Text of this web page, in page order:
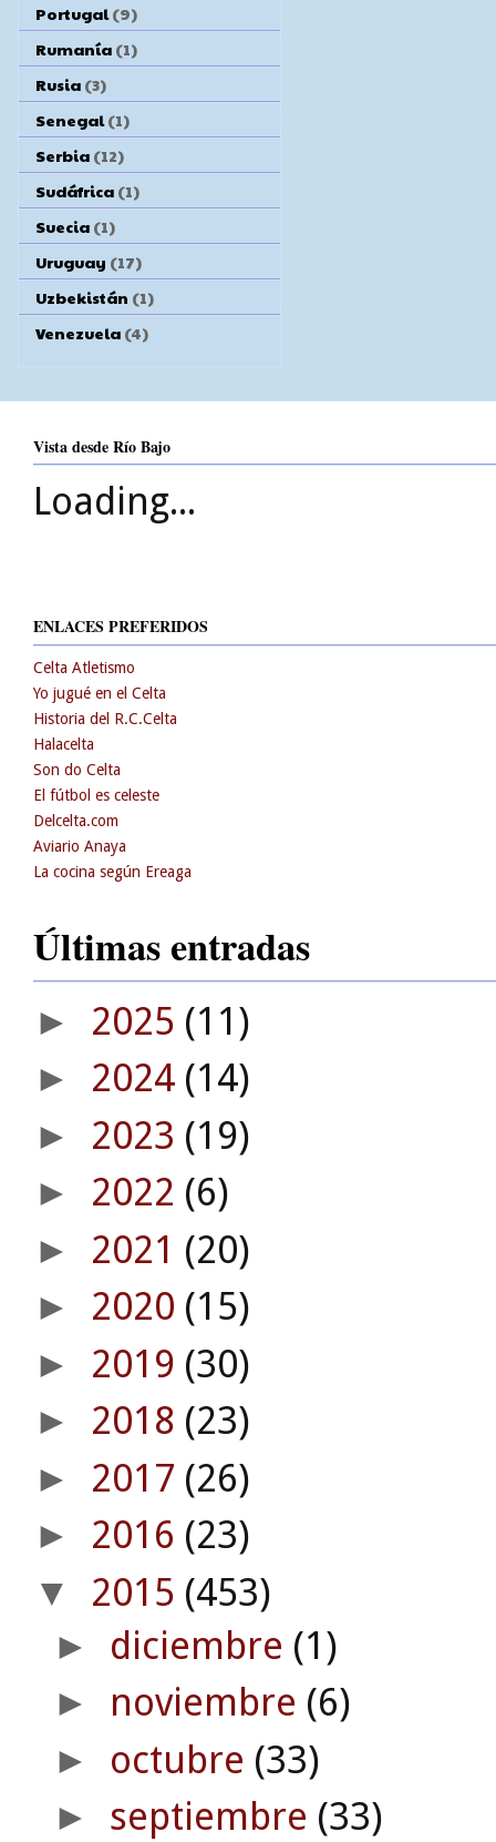
Portugal (9)
Rumanía (1)
Rusia (3)
Senegal (1)
Serbia (12)
Sudáfrica (1)
Suecia (1)
Uruguay (17)
Uzbekistán (1)
Venezuela (4)
Vista desde Río Bajo
Loading...
ENLACES PREFERIDOS
Celta Atletismo
Yo jugué en el Celta
Historia del R.C.Celta
Halacelta
Son do Celta
El fútbol es celeste
Delcelta.com
Aviario Anaya
La cocina según Ereaga
Últimas entradas
► 2025 (11)
► 2024 (14)
► 2023 (19)
► 2022 (6)
► 2021 (20)
► 2020 (15)
► 2019 (30)
► 2018 (23)
► 2017 (26)
► 2016 (23)
▼ 2015 (453)
► diciembre (1)
► noviembre (6)
► octubre (33)
► septiembre (33)